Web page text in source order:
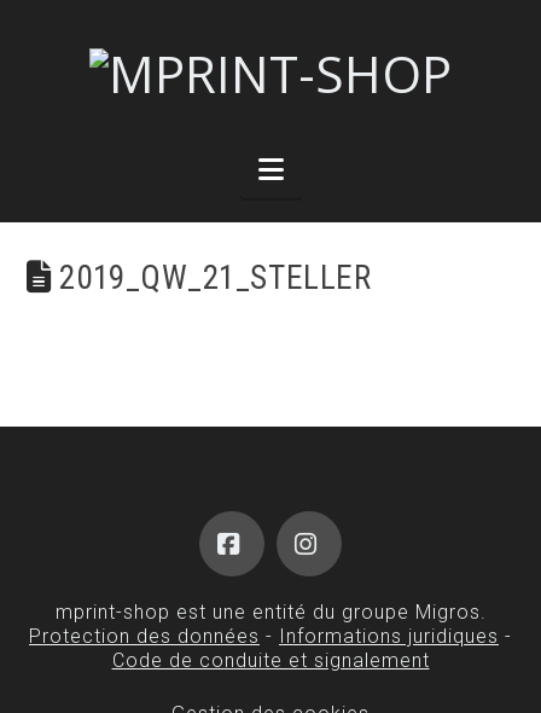
Navigation
2019_QW_21_STELLER
FacebookInstagram
mprint-shop est une entité du groupe Migros.
Protection des données - Informations juridiques -
Code de conduite et signalement